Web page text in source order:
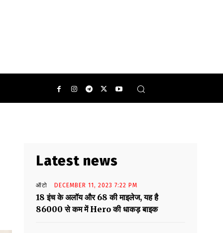
Latest news
ऑटो DECEMBER 11, 2023 7:22 PM
18 इंच के अलॉय और 68 की माइलेज, यह है
86000 से कम में Hero की धाकड़ बाइक